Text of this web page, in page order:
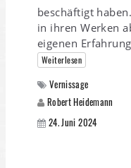
beschäftigt
in ihren Werken
eigenen
Weiterlesen
Vernissage
Robert Heidemann
24. Juni 2024